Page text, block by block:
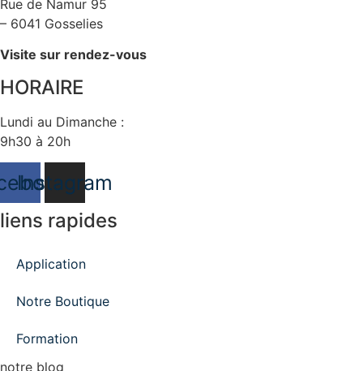
Rue de Namur 95
– 6041 Gosselies
Visite sur rendez-vous
HORAIRE
Lundi au Dimanche :
9h30 à 20h
Instagram
liens rapides
Application
Notre Boutique
Formation
notre blog